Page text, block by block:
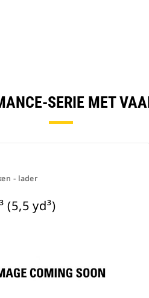
SERIE MET
- lader
(5,5 yd³)